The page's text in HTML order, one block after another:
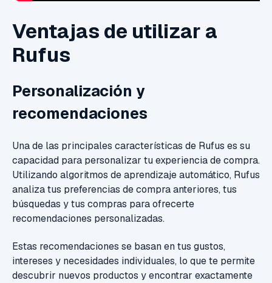
Ventajas de utilizar a
Rufus
Personalización y
recomendaciones
Una de las principales características de Rufus es su
capacidad para personalizar tu experiencia de compra.
Utilizando algoritmos de aprendizaje automático, Rufus
analiza tus preferencias de compra anteriores, tus
búsquedas y tus compras para ofrecerte
recomendaciones personalizadas.
Estas recomendaciones se basan en tus gustos,
intereses y necesidades individuales, lo que te permite
descubrir nuevos productos y encontrar exactamente